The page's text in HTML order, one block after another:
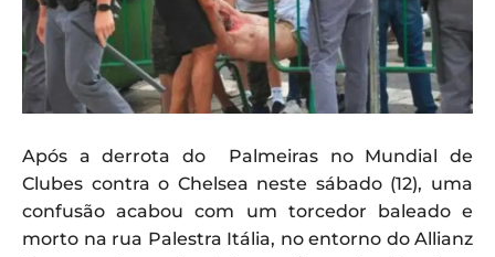
Após a derrota do Palmeiras no Mundial de
Clubes contra o Chelsea neste sábado (12), uma
confusão acabou com um torcedor baleado e
morto na rua Palestra Itália, no entorno do Allianz